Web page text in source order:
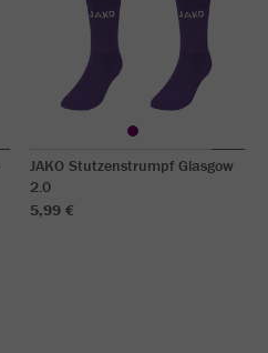
JAKO Stutzenstrumpf Glasgow
2.0
5,99 €